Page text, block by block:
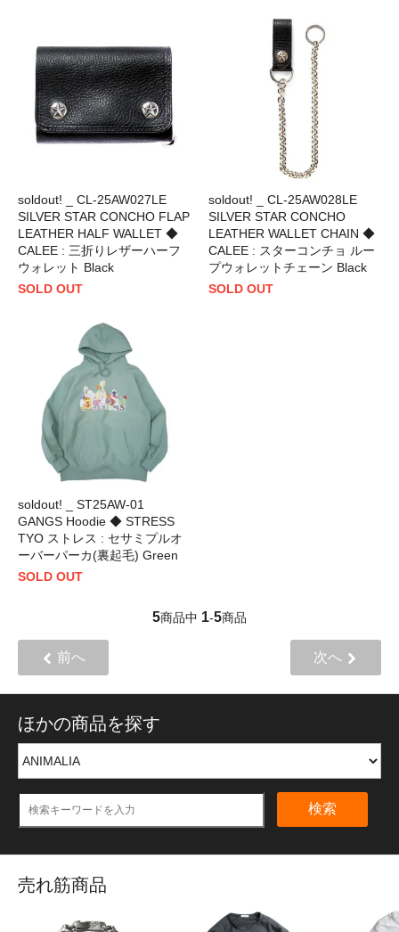
soldout! _ CL-25AW027LE
SILVER STAR CONCHO FLAP
LEATHER HALF WALLET ◆
CALEE : 三折りレザーハーフ
ウォレット Black
SOLD OUT
soldout! _ CL-25AW028LE
SILVER STAR CONCHO
LEATHER WALLET CHAIN ◆
CALEE : スターコンチョ ルー
プウォレットチェーン Black
SOLD OUT
soldout! _ ST25AW-01
GANGS Hoodie ◆ STRESS
TYO ストレス : セサミプルオ
ーバーパーカ(裏起毛) Green
SOLD OUT
5商品中 1-5商品
前へ 次へ
ほかの商品を探す
検索
売れ筋商品